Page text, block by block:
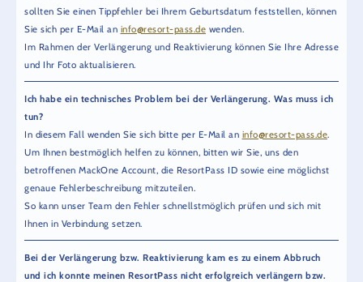
sollten Sie einen Tippfehler bei Ihrem Geburtsdatum feststellen, können
Sie sich per E-Mail an info@resort-pass.de wenden.
Im Rahmen der Verlängerung und Reaktivierung können Sie Ihre Adresse
und Ihr Foto aktualisieren.
Ich habe ein technisches Problem bei der Verlängerung. Was muss ich
tun?
In diesem Fall wenden Sie sich bitte per E-Mail an info@resort-pass.de.
Um Ihnen bestmöglich helfen zu können, bitten wir Sie, uns den
betroffenen MackOne Account, die ResortPass ID sowie eine möglichst
genaue Fehlerbeschreibung mitzuteilen.
So kann unser Team den Fehler schnellstmöglich prüfen und sich mit
Ihnen in Verbindung setzen.
Bei der Verlängerung bzw. Reaktivierung kam es zu einem Abbruch
und ich konnte meinen ResortPass nicht erfolgreich verlängern bzw.